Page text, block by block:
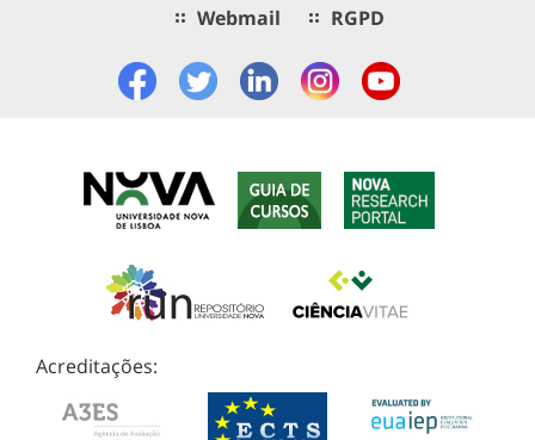
Webmail RGPD
Acreditações: